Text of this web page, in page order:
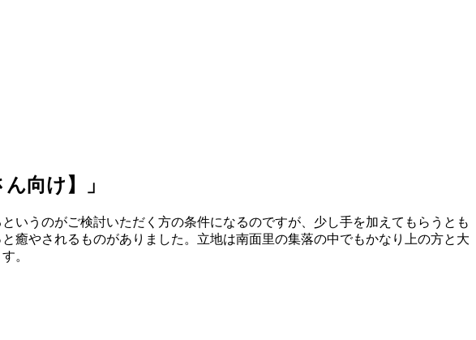
向け】」
いうのがご検討いただく方の条件になるのですが、少し手を加えてもらうとも
癒やされるものがありました。立地は南面里の集落の中でもかなり上の方と大
。